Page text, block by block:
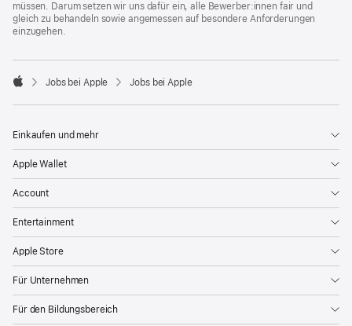
müssen. Darum setzen wir uns dafür ein, alle Bewerber:innen fair und
gleich zu behandeln sowie angemessen auf besondere Anforderungen
einzugehen.

Jobs bei Apple Jobs bei Apple
Einkaufen und mehr
Apple Wallet
Account
Entertainment
Apple Store
Für Unternehmen
Für den Bildungsbereich